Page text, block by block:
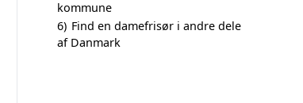
kommune
6) Find en damefrisør i andre dele
af Danmark